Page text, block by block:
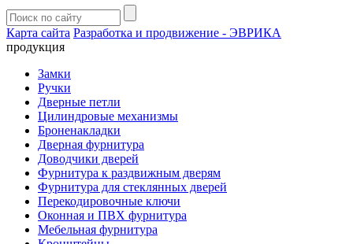
Карта сайта Разработка и продвижение - ЭВРИКА
продукция
Замки
Ручки
Дверные петли
Цилиндровые механизмы
Броненакладки
Дверная фурнитура
Доводчики дверей
Фурнитура к раздвижным дверям
Фурнитура для стеклянных дверей
Перекодировочные ключи
Оконная и ПВХ фурнитура
Мебельная фурнитура